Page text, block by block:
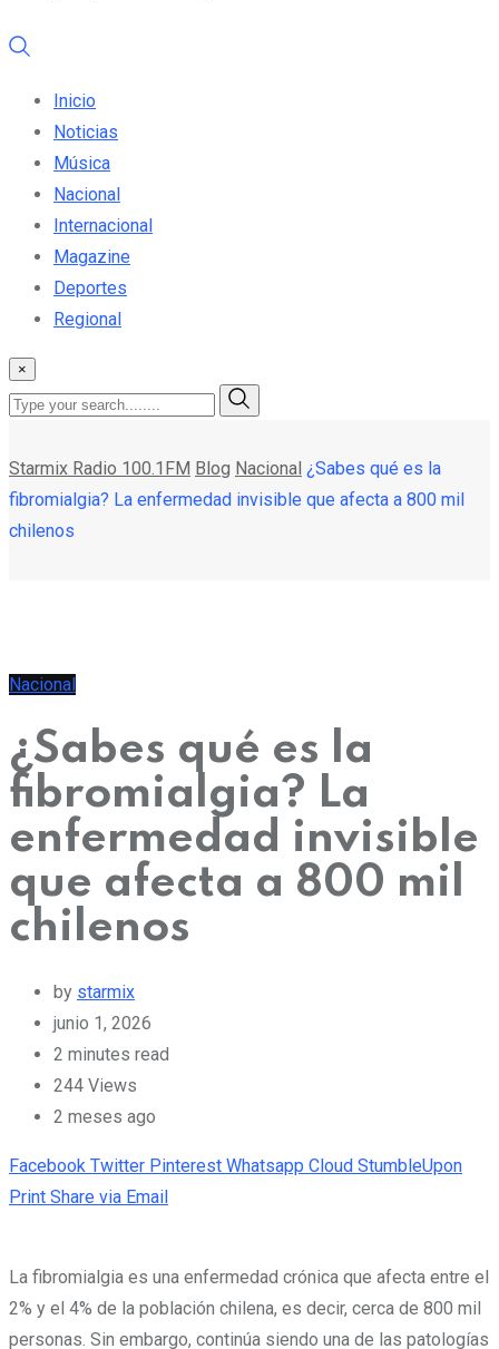
Inicio
Noticias
Música
Nacional
Internacional
Magazine
Deportes
Regional
×
Starmix Radio 100.1FM Blog Nacional ¿Sabes qué es la
fibromialgia? La enfermedad invisible que afecta a 800 mil
chilenos
Nacional
¿Sabes qué es la
fibromialgia? La
enfermedad invisible
que afecta a 800 mil
chilenos
by starmix
junio 1, 2026
2 minutes read
244 Views
2 meses ago
Facebook Twitter Pinterest Whatsapp Cloud StumbleUpon
Print Share via Email
La fibromialgia es una enfermedad crónica que afecta entre el
2% y el 4% de la población chilena, es decir, cerca de 800 mil
personas. Sin embargo, continúa siendo una de las patologías